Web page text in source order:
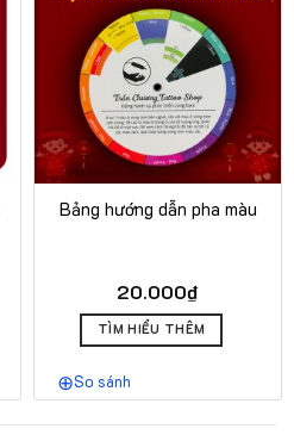
Bảng hướng dẫn pha màu
20.000₫
TÌM HIỂU THÊM
So sánh